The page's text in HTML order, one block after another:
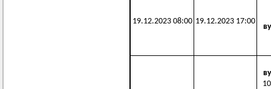
19.12.2023 08:00 19.12.2023 17:00